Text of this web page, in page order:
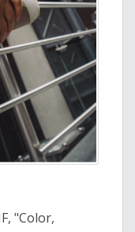
"Color,